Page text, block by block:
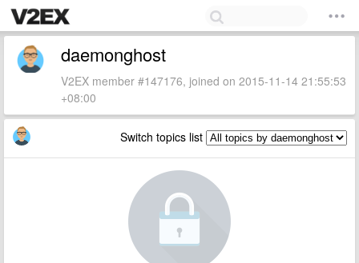
daemonghost
V2EX member #147176, joined on 2015-11-14 21:55:53
+08:00
Switch topics list